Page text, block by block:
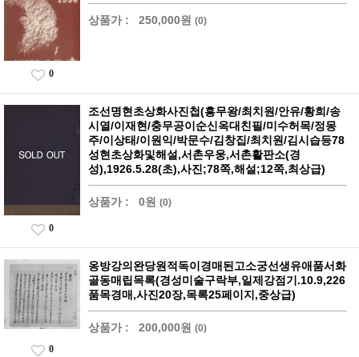
상품가 : 250,000원 (0)
0
조선명현초상화사진첩(흥무왕/최치원/안유/황희/송
시열/이재현/충무공이순신옥대친필/미수허목/정몽
주/이상태/이원익/박문수/김창집/최치원/김시습등78
성현초상화및해설,서촌우웅,서촌활판소(경
성),1926.5.28(초),사진;78쪽,해설;12쪽,최상급)
상품가 : 0원 (0)
0
옹방강의완당원적독이경매된고소궁선생유애품서화
골동매립목록(경성미술구락부,일제강점기.10.9,226
품목경매,사진20장,목록25페이지,중상급)
상품가 : 200,000원 (0)
0